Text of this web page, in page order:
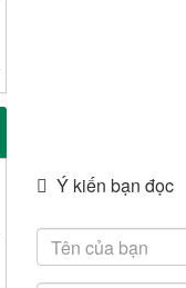
Ý kiến bạn đọc